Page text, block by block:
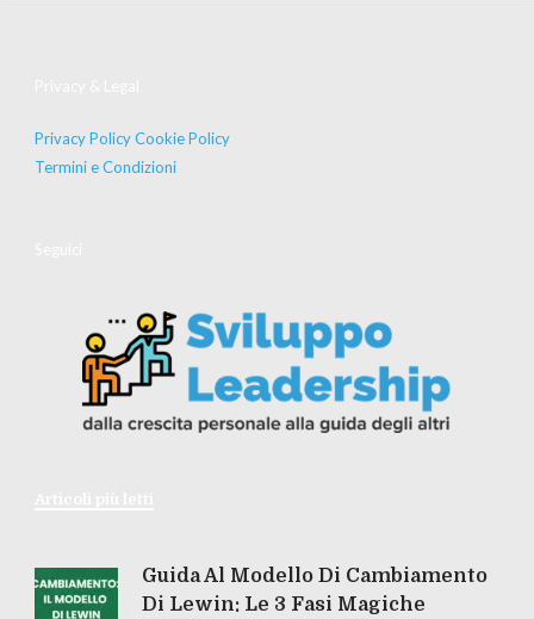
Privacy PolicyCookie Policy
Termini e Condizioni
Guida Al Modello Di Cambiamento
Di Lewin: Le 3 Fasi Magiche